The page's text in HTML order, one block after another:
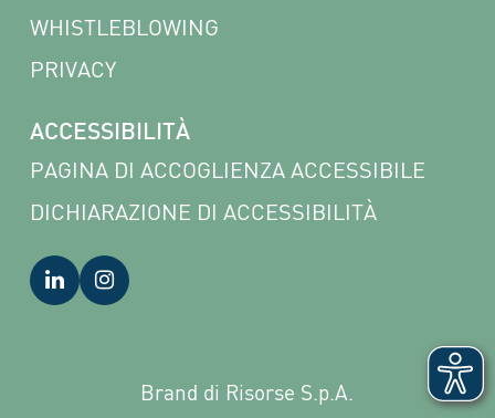
WHISTLEBLOWING
PRIVACY
ACCESSIBILITÀ
PAGINA DI ACCOGLIENZA ACCESSIBILE
DICHIARAZIONE DI ACCESSIBILITÀ
Brand di Risorse S.p.A.